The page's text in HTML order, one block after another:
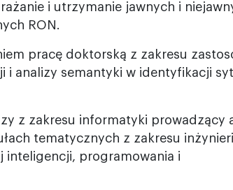
i utrzymanie jawnych i
RON.
pracę doktorską z zakresu
i analizy semantyki w identyfikacji
z zakresu informatyki prowadzący
tematycznych z zakresu
inteligencji, programowania i